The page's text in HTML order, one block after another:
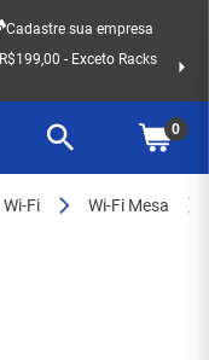
Cadastre sua empresa
- Exceto Racks
0
Fi Wi-Fi Mesa